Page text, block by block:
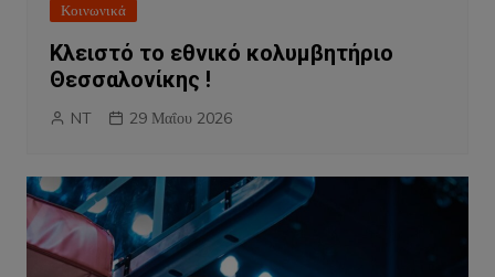
Κοινωνικά
Κλειστό το εθνικό κολυμβητήριο
Θεσσαλονίκης !
NT 29 Μαΐου 2026